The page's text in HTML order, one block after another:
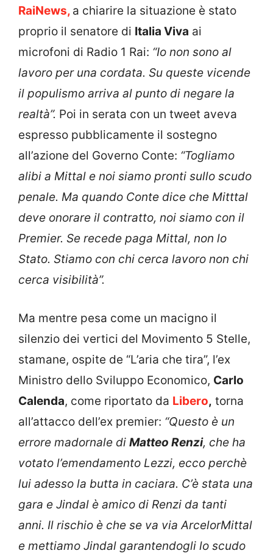
RaiNews, a chiarire la situazione è stato
proprio il senatore di Italia Viva ai
microfoni di Radio 1 Rai: “Io non sono al
lavoro per una cordata. Su queste vicende
il populismo arriva al punto di negare la
realtà”. Poi in serata con un tweet aveva
espresso pubblicamente il sostegno
all’azione del Governo Conte: “Togliamo
alibi a Mittal e noi siamo pronti sullo scudo
penale. Ma quando Conte dice che Mitttal
deve onorare il contratto, noi siamo con il
Premier. Se recede paga Mittal, non lo
Stato. Stiamo con chi cerca lavoro non chi
cerca visibilità”.
Ma mentre pesa come un macigno il
silenzio dei vertici del Movimento 5 Stelle,
stamane, ospite de “L’aria che tira”, l’ex
Ministro dello Sviluppo Economico, Carlo
Calenda, come riportato da Libero, torna
all’attacco dell’ex premier: “Questo è un
errore madornale di Matteo Renzi, che ha
votato l’emendamento Lezzi, ecco perchè
lui adesso la butta in caciara. C’è stata una
gara e Jindal è amico di Renzi da tanti
anni. Il rischio è che se va via ArcelorMittal
e mettiamo Jindal garantendogli lo scudo